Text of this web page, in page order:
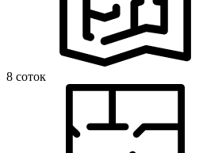
8 соток